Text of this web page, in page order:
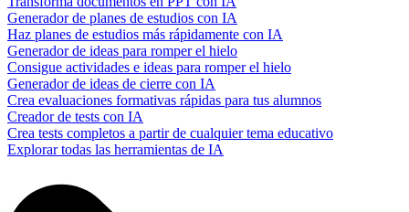
Generador de planes de estudios con IA
Haz planes de estudios más rápidamente con IA
Generador de ideas para romper el hielo
Consigue actividades e ideas para romper el hielo
Generador de ideas de cierre con IA
Crea evaluaciones formativas rápidas para tus alumnos
Creador de tests con IA
Crea tests completos a partir de cualquier tema educativo
Explorar todas las herramientas de IA